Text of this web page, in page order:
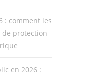
: comment les
de protection
en 2026 :